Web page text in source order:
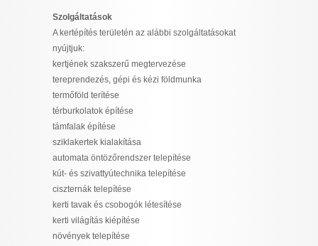
Szolgáltatások
A kertépítés területén az alábbi szolgáltatásokat
nyújtjuk:
kertjének szakszerű megtervezése
tereprendezés, gépi és kézi földmunka
termőföld terítése
térburkolatok építése
támfalak építése
sziklakertek kialakítása
automata öntözőrendszer telepítése
kút- és szivattyútechnika telepítése
ciszternák telepítése
kerti tavak és csobogók létesítése
kerti világítás kiépítése
növények telepítése